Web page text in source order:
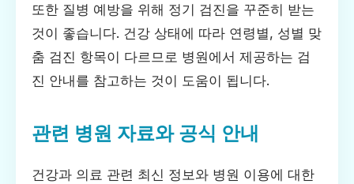
또한 질병 예방을 위해 정기 검진을 꾸준히 받는
것이 좋습니다. 건강 상태에 따라 연령별, 성별 맞
춤 검진 항목이 다르므로 병원에서 제공하는 검
진 안내를 참고하는 것이 도움이 됩니다.
관련 병원 자료와 공식 안내
건강과 의료 관련 최신 정보와 병원 이용에 대한